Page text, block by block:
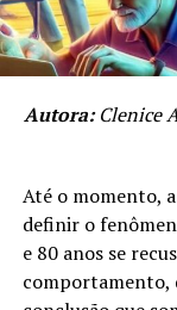
Autora:Clenice
Até o momento,
definir o
e 80 anos se
comportamento,